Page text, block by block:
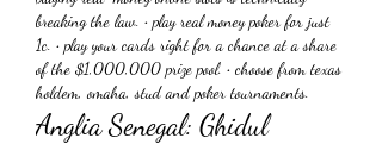
breaking the law. • play real money poker for just
1c. • play your cards right for a chance at a share
of the $1,000,000 prize pool. • choose from texas
holdem, omaha, stud and poker tournaments.
Anglia Senegal: Ghidul